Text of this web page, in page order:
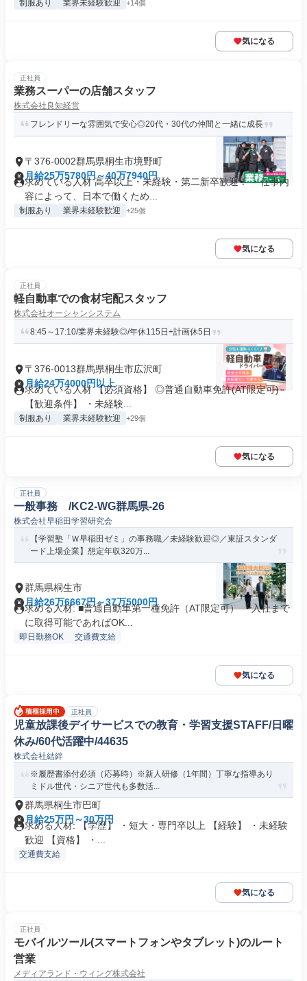
制服あり 業界未経験歓迎 +14個
気になる
正社員
業務スーパーの店舗スタッフ
株式会社良知経営
フレンドリーな雰囲気で安心◎20代・30代の仲間と一緒に成長
〒376-0002群馬県桐生市境野町
月給25万5780円～40万7940円
求めている人材 高卒以上・未経験・第二新卒歓迎！ ・仕事内
容によって、日本で働くため...
制服あり 業界未経験歓迎 +25個
気になる
正社員
軽自動車での食材宅配スタッフ
株式会社オーシャンシステム
8:45～17:10/業界未経験◎/年休115日+計画休5日
〒376-0013群馬県桐生市広沢町
月給24万4000円以上
求めている人材 【必須資格】 ◎普通自動車免許(AT限定可)
【歓迎条件】 ・未経験...
制服あり 業界未経験歓迎 +29個
気になる
正社員
一般事務 /KC2-WG群馬県-26
株式会社早稲田学習研究会
【学習塾「Ｗ早稲田ゼミ」の事務職／未経験歓迎◎／東証スタンダ
ード上場企業】想定年収320万...
群馬県桐生市
月給26万6667円～37万5000円
求める人材: ■普通自動車第一種免許（AT限定可） ┗入社まで
に取得可能であればOK...
即日勤務OK 交通費支給
気になる
正社員
児童放課後デイサービスでの教育・学習支援STAFF/日曜
休み/60代活躍中/44635
株式会社結絆
※履歴書添付必須（応募時）※新人研修（1年間）丁寧な指導あり
ミドル世代・シニア世代も多数活...
群馬県桐生市巴町
月給25万円～30万円
求める人材: 【学歴】 ・短大・専門卒以上 【経験】 ・未経験
歓迎 【資格】 ・...
交通費支給
気になる
正社員
モバイルツール(スマートフォンやタブレット)のルート
営業
メディアランド・ウィング株式会社